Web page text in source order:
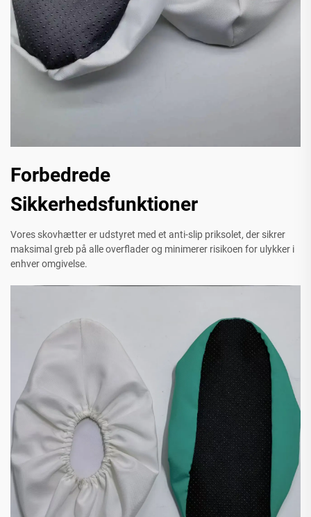
Forbedrede
Sikkerhedsfunktioner
Vores skovhætter er udstyret med et anti-slip priksolet, der sikrer
maksimal greb på alle overflader og minimerer risikoen for ulykker i
enhver omgivelse.